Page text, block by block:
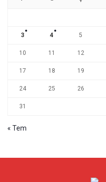
3 4 5
10 11 12
17 18 19
24 25 26
31
« Tem